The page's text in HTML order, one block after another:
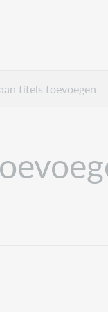
titels toevoegen